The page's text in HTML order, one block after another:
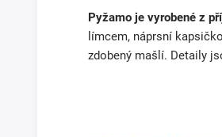
Pyžamo je vyrobené z
límcem, náprsní
zdobený mašlí. Detaily